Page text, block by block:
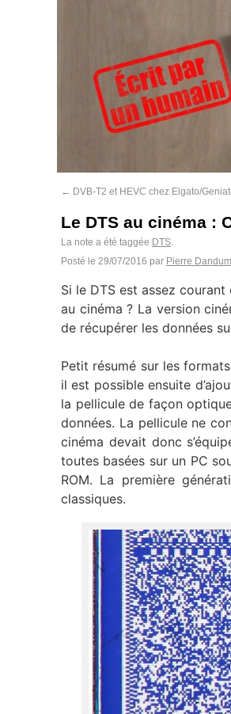
← DVB-T2 et HEVC chez Elgato/
Le DTS au cinéma :
La note a été taggée DTS.
Posté le 29/07/2016 par Pierre
Si le DTS est assez
au cinéma ? La version
de récupérer les données
Petit résumé sur les
il est possible ensuite
la pellicule de façon
données. La pellicule ne
cinéma devait donc
toutes basées sur un PC
ROM. La première
classiques.